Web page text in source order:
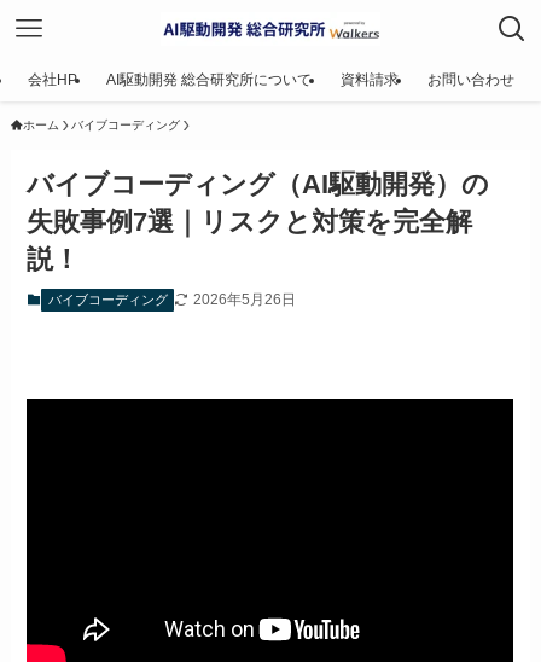
会社HP AI駆動開発 総合研究所について 資料請求 お問い合わせ
ホーム バイブコーディング
バイブコーディング（AI駆動開発）の
失敗事例7選｜リスクと対策を完全解
説！
バイブコーディング 2026年5月26日